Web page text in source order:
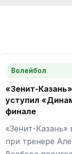
Волейбол
«Зенит-
уступил
финале
«Зенит-Казань»
при тренере